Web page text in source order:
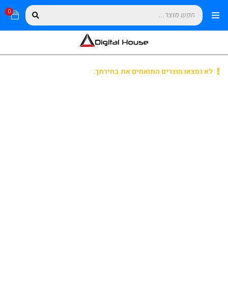
0
לא נמצאו מוצרים התואמים את בחירתך.